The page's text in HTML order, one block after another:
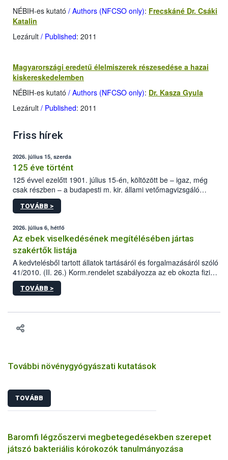
NÉBIH-es kutató / Authors (NFCSO only): Frecskáné Dr. Csáki
Katalin
Lezárult / Published: 2011
Magyarországi eredetű élelmiszerek részesedése a hazai
kiskereskedelemben
NÉBIH-es kutató / Authors (NFCSO only): Dr. Kasza Gyula
Lezárult / Published: 2011
Friss hírek
2026. július 15, szerda
125 éve történt
125 évvel ezelőtt 1901. július 15-én, költözött be – igaz, még
csak részben – a budapesti m. kir. állami vetőmagvizsgáló
állomás a Kis Rókus utca 15. szám alatti, Czigler Győző által
tervezett új épületébe.
TOVÁBB >
2026. július 6, hétfő
Az ebek viselkedésének megítélésében jártas
szakértők listája
A kedvtelésből tartott állatok tartásáról és forgalmazásáról szóló
41/2010. (II. 26.) Korm.rendelet szabályozza az eb okozta fizikai
sérülés, illetve ennek veszélye keletkezésekor felmerülő
hatósági feladatokat, valamint a veszélyes eb tartását és annak
vonni az ebek viselkedésének megítélésében jártas szakértőt.
TOVÁBB >
További növénygyógyászati kutatások
TOVÁBB
Baromfi légzőszervi megbetegedésekben szerepet
játszó bakteriális kórokozók tanulmányozása